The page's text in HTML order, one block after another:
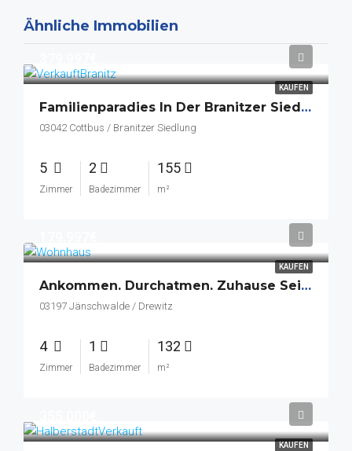
Ähnliche Immobilien
KAUFEN
Familienparadies In Der Branitzer Siedlung – Wo Aus Einem Haus Ein Zuhause Wird
03042 Cottbus / Branitzer Siedlung
5
Zimmer
2
Badezimmer
155
m²
KAUFEN
Ankommen. Durchatmen. Zuhause Sein – Ihr Neues Familienglück In Drewitz.
03197 Jänschwalde / Drewitz
4
Zimmer
1
Badezimmer
132
m²
KAUFEN